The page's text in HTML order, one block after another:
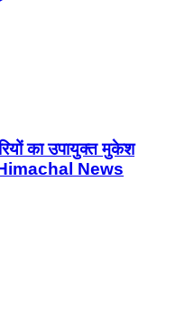
का उपायुक्त मुकेश
Himachal News